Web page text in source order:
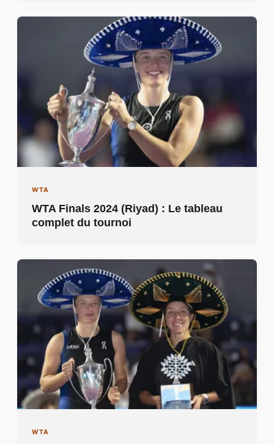
WTA
WTA Finals 2024 (Riyad) : Le tableau
complet du tournoi
WTA